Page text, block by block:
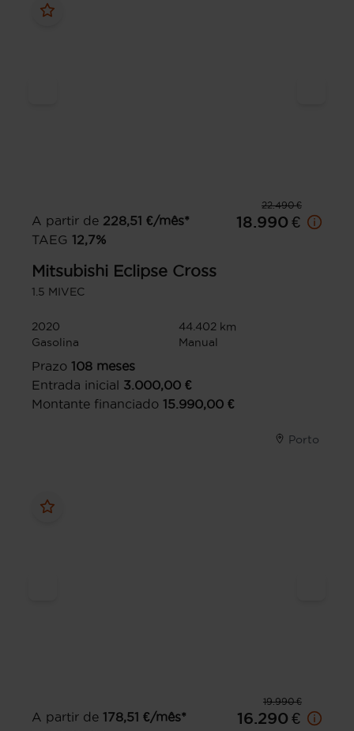
22.490 €
A partir de 228,51 €/mês*
TAEG 12,7%
18.990 €
Mitsubishi Eclipse Cross
1.5 MIVEC
2020
44.402 km
Gasolina
Manual
Prazo 108 meses
Entrada inicial 3.000,00 €
Montante financiado 15.990,00 €
Porto
19.990 €
A partir de 178,51 €/mês*
16.290 €